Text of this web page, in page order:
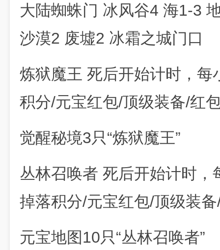
大陆蜘蛛门 冰风谷4 海1-3
沙漠2 废墟2 冰霜之城门口
炼狱魔王 死后开始计时，
积分/元宝红包/顶级装备/红
觉醒秘境3只“炼狱魔王”
丛林召唤者 死后开始计时
掉落积分/元宝红包/顶级装
元宝地图10只“丛林召唤者”